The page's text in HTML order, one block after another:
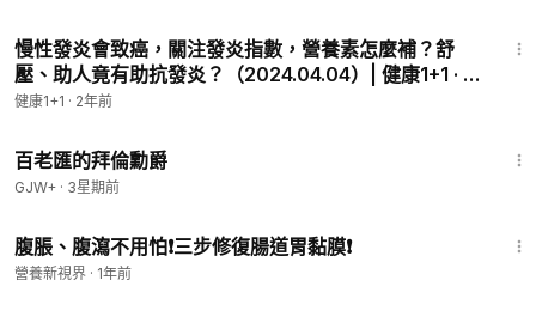
慢性發炎會致癌，關注發炎指數，營養素怎麼補？舒
壓、助人竟有助抗發炎？（2024.04.04）| 健康1+1 · 直
播
健康1+1 · 2年前
百老匯的拜倫勳爵
GJW+ · 3星期前
腹脹、腹瀉不用怕❗️三步修復腸道胃黏膜❗️
營養新視界 · 1年前